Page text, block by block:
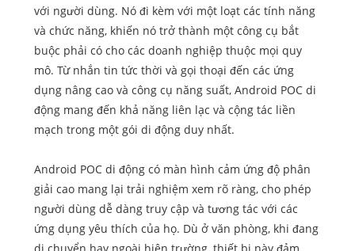
với người dùng. Nó đi kèm với một loạt các tính năng
và chức năng, khiến nó trở thành một công cụ bắt
buộc phải có cho các doanh nghiệp thuộc mọi quy
mô. Từ nhắn tin tức thời và gọi thoại đến các ứng
dụng nâng cao và công cụ năng suất, Android POC di
động mang đến khả năng liên lạc và cộng tác liền
mạch trong một gói di động duy nhất.
Android POC di động có màn hình cảm ứng độ phân
giải cao mang lại trải nghiệm xem rõ ràng, cho phép
người dùng dễ dàng truy cập và tương tác với các
ứng dụng yêu thích của họ. Dù ở văn phòng, khi đang